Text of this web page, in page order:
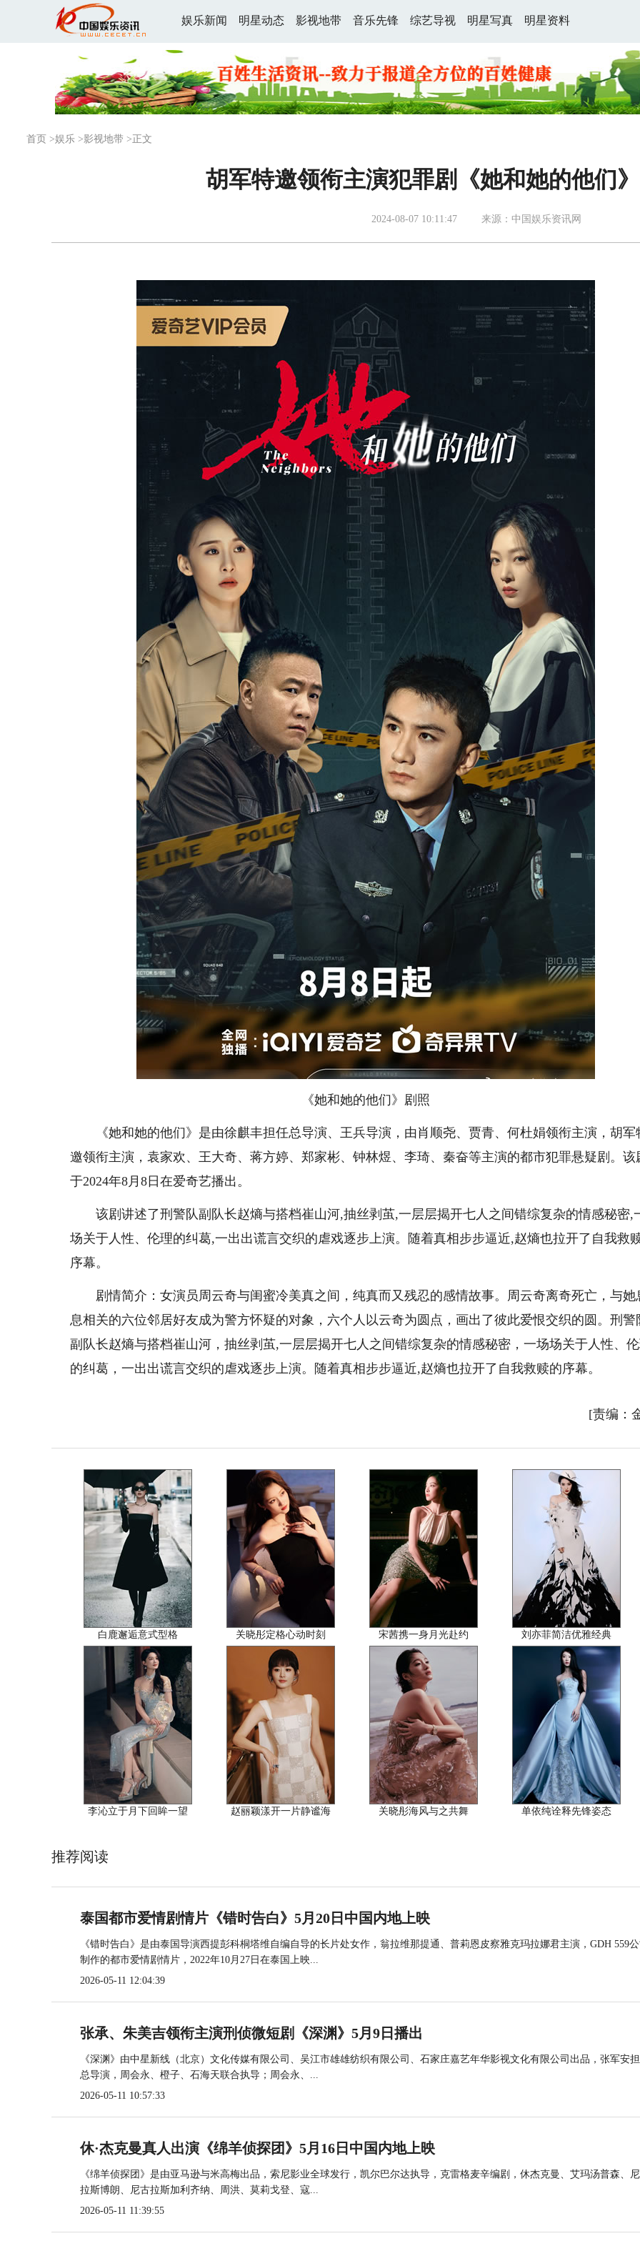
娱乐新闻 明星动态 影视地带 音乐先锋 综艺导视 明星写真 明星资料
首页 >娱乐 >影视地带 >正文
胡军特邀领衔主演犯罪剧《她和她的他们
2024-08-07 10:11:47 来源：中国娱乐资讯网
《她和她的他们》剧照
《她和她的他们》是由徐麒丰担任总导演、王兵导演，由肖顺尧、贾青、何杜娟领衔主演，胡军
邀领衔主演，袁家欢、王大奇、蒋方婷、郑家彬、钟林煜、李琦、秦奋等主演的都市犯罪悬疑剧。该
于2024年8月8日在爱奇艺播出。
该剧讲述了刑警队副队长赵熵与搭档崔山河,抽丝剥茧,一层层揭开七人之间错综复杂的情感秘密,
场关于人性、伦理的纠葛,一出出谎言交织的虐戏逐步上演。随着真相步步逼近,赵熵也拉开了自我救
序幕。
剧情简介：女演员周云奇与闺蜜冷美真之间，纯真而又残忍的感情故事。周云奇离奇死亡，与她
息相关的六位邻居好友成为警方怀疑的对象，六个人以云奇为圆点，画出了彼此爱恨交织的圆。刑警
副队长赵熵与搭档崔山河，抽丝剥茧,一层层揭开七人之间错综复杂的情感秘密，一场场关于人性、
的纠葛，一出出谎言交织的虐戏逐步上演。随着真相步步逼近,赵熵也拉开了自我救赎的序幕。
[责编：
白鹿邂逅意式型格 关晓彤定格心动时刻 宋茜携一身月光赴约 刘亦菲简洁优雅经典
李沁立于月下回眸一望 赵丽颖漾开一片静谧海 关晓彤海风与之共舞 单依纯诠释先锋姿态
推荐阅读
泰国都市爱情剧情片《错时告白》5月20日中国内地上映
《错时告白》是由泰国导演西提彭科桐塔维自编自导的长片处女作，翁拉维那提通、普莉恩皮察雅克玛拉娜君主演，GDH 559公
制作的都市爱情剧情片，2022年10月27日在泰国上映...
2026-05-11 12:04:39
张承、朱美吉领衔主演刑侦微短剧《深渊》5月9日播出
《深渊》由中星新线（北京）文化传媒有限公司、吴江市雄雄纺织有限公司、石家庄嘉艺年华影视文化有限公司出品，张军安
总导演，周会永、橙子、石海天联合执导；周会永、...
2026-05-11 10:57:33
休·杰克曼真人出演《绵羊侦探团》5月16日中国内地上映
《绵羊侦探团》是由亚马逊与米高梅出品，索尼影业全球发行，凯尔巴尔达执导，克雷格麦辛编剧，休杰克曼、艾玛汤普森、
拉斯博朗、尼古拉斯加利齐纳、周洪、莫莉戈登、寇...
2026-05-11 11:39:55